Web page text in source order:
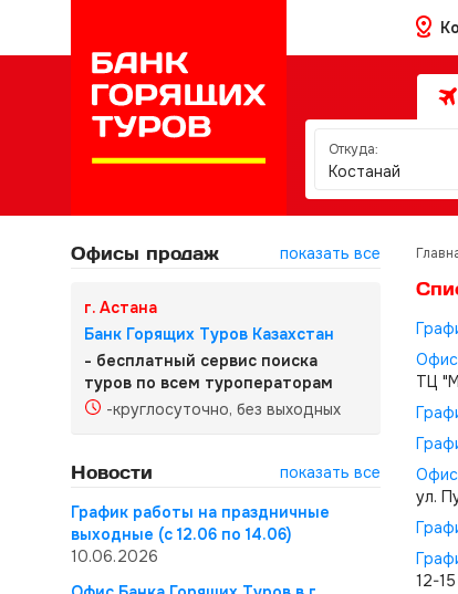
Откуда:
Костанай
Офисы продаж показать все
г. Астана
Банк Горящих Туров Казахстан
- бесплатный сервис поиска
туров по всем туроператорам
-круглосуточно, без выходных
Новости
показать все
График работы на праздничные
выходные (с 12.06 по 14.06)
10.06.2026
Офис
ТЦ
Офис
ул.
12-